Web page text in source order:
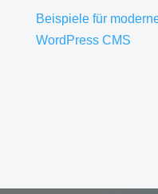
Beispiele für
WordPress CMS